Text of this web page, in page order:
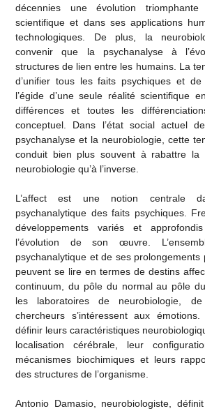
décennies une évolution
scientifique et dans ses applications
technologiques. De plus, la
convenir que la psychanalyse à
structures de lien entre les humains. La
d’unifier tous les faits psychiques et de
l’égide d’une seule réalité scientifique
différences et toutes les
conceptuel. Dans l’état social actuel
psychanalyse et la neurobiologie, cette
conduit bien plus souvent à rabattre la
neurobiologie qu’à l’inverse.
L’affect est une notion centrale
psychanalytique des faits psychiques.
développements variés et
l’évolution de son œuvre.
psychanalytique et de ses prolongements
peuvent se lire en termes de destins
continuum, du pôle du normal au pôle
les laboratoires de neurobiologie,
chercheurs s’intéressent aux
définir leurs caractéristiques
localisation cérébrale, leur
mécanismes biochimiques et leurs
des structures de l’organisme.
Antonio Damasio, neurobiologiste,